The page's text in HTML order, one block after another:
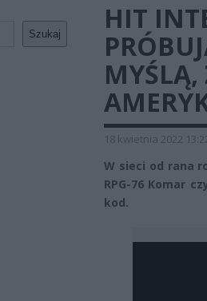
Szukaj
HIT
MYŚLĄ,
18 kwietnia 2022
W sieci od rana
RPG-76 Komar
kod.